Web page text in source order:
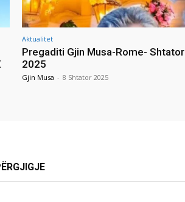
Aktualitet
Pregaditi Gjin Musa-Rome- Shtator
2025
Gjin Musa - 8 Shtator 2025